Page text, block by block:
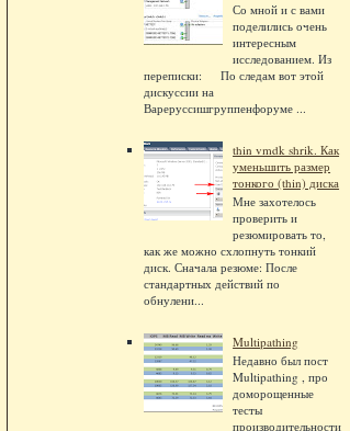
Со мной и с вами
поделились очень
интересным
исследованием. Из
переписки: По следам вот этой
дискуссии на
Вареруссишгруппенфоруме ...
thin vmdk shrik. Как
уменьшить размер
тонкого (thin) диска
Мне захотелось
проверить и
резюмировать то,
как же можно схлопнуть тонкий
диск. Сначала резюме: После
стандартных действий по
обнулени...
Multipathing
Недавно был пост
Multipathing , про
доморощенные
тесты
производительности